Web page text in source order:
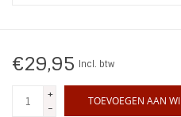
€29,95 Incl. btw
+
-
TOEVOEGEN AAN